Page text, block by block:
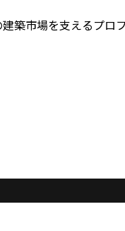
築市場を支えるプロ